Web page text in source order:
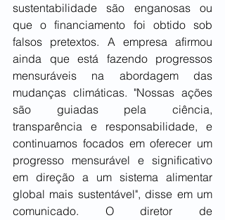
sustentabilidade são enganosas ou
que o financiamento foi obtido sob
falsos pretextos. A empresa afirmou
ainda que está fazendo progressos
mensuráveis na abordagem das
mudanças climáticas. "Nossas ações
são guiadas pela ciência,
transparência e responsabilidade, e
continuamos focados em oferecer um
progresso mensurável e significativo
em direção a um sistema alimentar
global mais sustentável", disse em um
comunicado. O diretor de